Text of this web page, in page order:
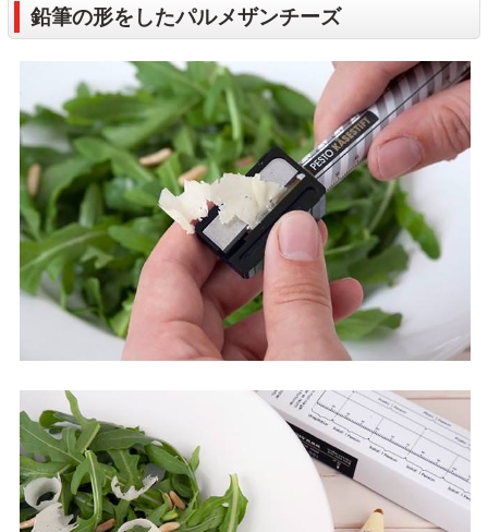
鉛筆の形をしたパルメザンチーズ